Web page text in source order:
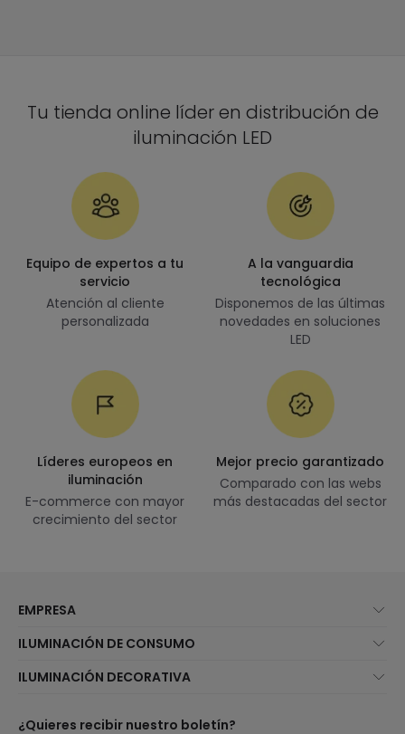
Tu tienda online líder en distribución de
iluminación LED
Equipo de expertos a tu
servicio
Atención al cliente
personalizada
A la vanguardia
tecnológica
Disponemos de las últimas
novedades en soluciones
LED
Líderes europeos en
iluminación
E-commerce con mayor
crecimiento del sector
Mejor precio garantizado
Comparado con las webs
más destacadas del sector
EMPRESA
Atención al cliente
Métodos de envío
¿Eres profesional?
ILUMINACIÓN DE CONSUMO
Marcas
ILUMINACIÓN DECORATIVA
Top Marcas
¿Quieres recibir nuestro boletín?